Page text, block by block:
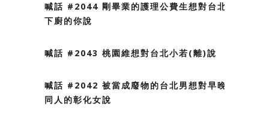
喊話 #2044 剛畢業的護理公費生想對台北會
下廚的你說
喊話 #2043 桃園維想對台北小若(離)說
喊話 #2042 被當成廢物的台北男想對早晚不
同人的彰化女說